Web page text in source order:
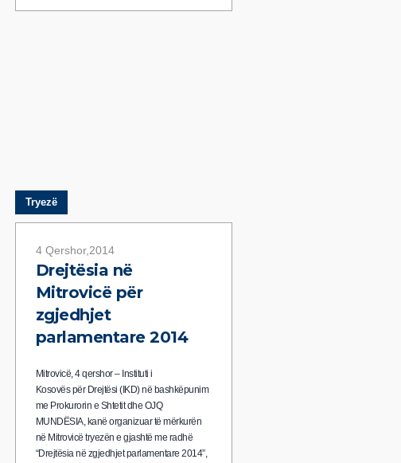
Tryezë
4 Qershor,2014
Drejtësia në
Mitrovicë për
zgjedhjet
parlamentare 2014
Mitrovicë, 4 qershor – Instituti i
Kosovës për Drejtësi (IKD) në bashkëpunim
me Prokurorin e Shtetit dhe OJQ
MUNDËSIA, kanë organizuar të mërkurën
në Mitrovicë tryezën e gjashtë me radhë
“Drejtësia në zgjedhjet parlamentare 2014”,